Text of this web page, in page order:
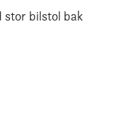
stor bilstol bak